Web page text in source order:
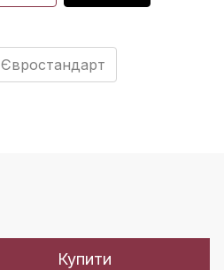
Євростандарт
Купити